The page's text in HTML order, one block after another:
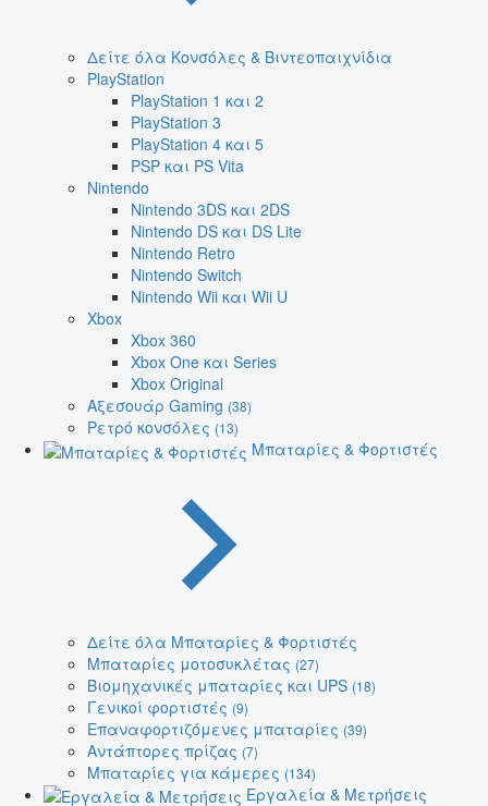
Δείτε όλα Κονσόλες & Βιντεοπαιχνίδια
PlayStation
PlayStation 1 και 2
PlayStation 3
PlayStation 4 και 5
PSP και PS Vita
Nintendo
Nintendo 3DS και 2DS
Nintendo DS και DS Lite
Nintendo Retro
Nintendo Switch
Nintendo Wii και Wii U
Xbox
Xbox 360
Xbox One και Series
Xbox Original
Αξεσουάρ Gaming (38)
Ρετρό κονσόλες (13)
Μπαταρίες & Φορτιστές
Δείτε όλα Μπαταρίες & Φορτιστές
Μπαταρίες μοτοσυκλέτας (27)
Βιομηχανικές μπαταρίες και UPS (18)
Γενικοί φορτιστές (9)
Επαναφορτιζόμενες μπαταρίες (39)
Αντάπτορες πρίζας (7)
Μπαταρίες για κάμερες (134)
Εργαλεία & Μετρήσεις